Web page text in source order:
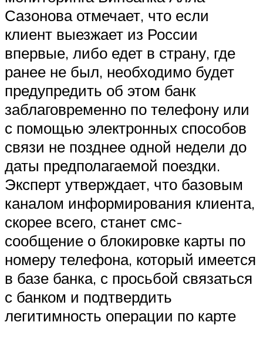
Сазонова отмечает, что если
клиент выезжает из России
впервые, либо едет в страну, где
ранее не был, необходимо будет
предупредить об этом банк
заблаговременно по телефону или
с помощью электронных способов
связи не позднее одной недели до
даты предполагаемой поездки.
Эксперт утверждает, что базовым
каналом информирования клиента,
скорее всего, станет смс-
сообщение о блокировке карты по
номеру телефона, который имеется
в базе банка, с просьбой связаться
с банком и подтвердить
легитимность операции по карте